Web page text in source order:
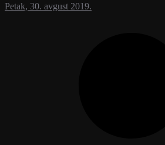
Petak, 30. avgust 2019.